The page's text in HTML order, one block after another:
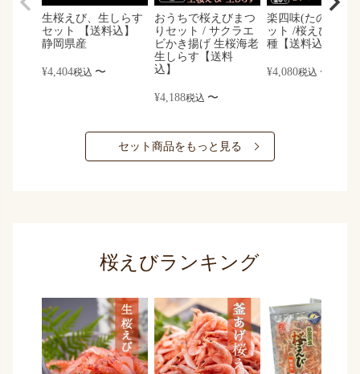
生桜えび、生しらす
セット 【送料込】
静岡県産
¥4,404税込 〜
おうちで桜えびまつ
りセット / サクラエ
ビかき揚げ 生桜海老
生しらす【送料
込】
¥4,188税込 〜
楽四味(たのしみ)
ット /桜えび しら
種【送料込】
¥4,080税込 〜
セット商品をもっと見る
桜えびランキング